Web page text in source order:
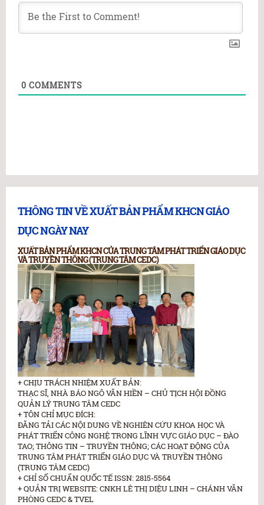
0 COMMENTS
THÔNG TIN VỀ XUẤT BẢN PHẨM KHCN GIÁO
DỤC NGÀY NAY
XUẤT BẢN PHẨM KHCN CỦA TRUNG TÂM PHÁT TRIỂN GIÁO DỤC
VÀ TRUYỀN THÔNG (TRUNG TÂM CEDC)
+ CHỊU TRÁCH NHIỆM XUẤT BẢN:
THẠC SĨ, NHÀ BÁO NGÔ VĂN HIỀN – CHỦ TỊCH HỘI ĐỒNG
QUẢN LÝ TRUNG TÂM CEDC
+ TÔN CHỈ MỤC ĐÍCH:
ĐĂNG TẢI CÁC NỘI DUNG VỀ NGHIÊN CỨU KHOA HỌC VÀ
PHÁT TRIỂN CÔNG NGHỆ TRONG LĨNH VỰC GIÁO DỤC – ĐÀO
TAO; THÔNG TIN – TRUYỀN THÔNG; CÁC HOẠT ĐỘNG CỦA
TRUNG TÂM PHÁT TRIỂN GIÁO DỤC VÀ TRUYỀN THÔNG
(TRUNG TÂM CEDC)
+ CHỈ SỐ CHUẨN QUỐC TẾ ISSN: 2815-5564
+ QUẢN TRỊ WEBSITE: CNKH LÊ THỊ DIỆU LINH – CHÁNH VĂN
PHÒNG CEDC & TVEL